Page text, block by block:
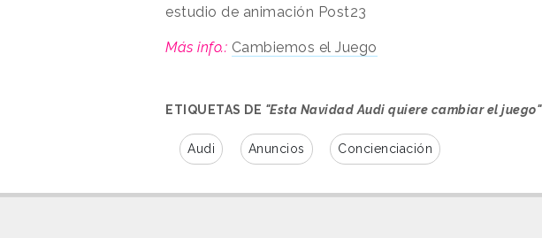
estudio de animación Post23
Más info.: Cambiemos el Juego
ETIQUETAS DE "Esta Navidad Audi quiere cambiar el juego"
Audi Anuncios Concienciación